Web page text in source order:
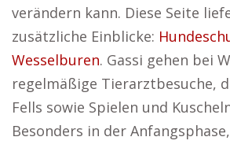
verändern kann. Diese Seite
zusätzliche Einblicke:
Wesselburen. Gassi gehen bei
regelmäßige Tierarztbesuche,
Fells sowie Spielen und
Besonders in der